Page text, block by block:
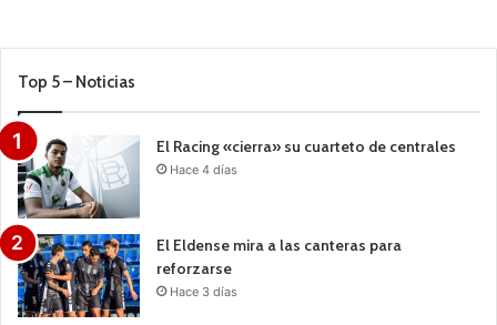
Top 5 – Noticias
El Racing «cierra» su cuarteto de centrales
Hace 4 días
El Eldense mira a las canteras para
reforzarse
Hace 3 días